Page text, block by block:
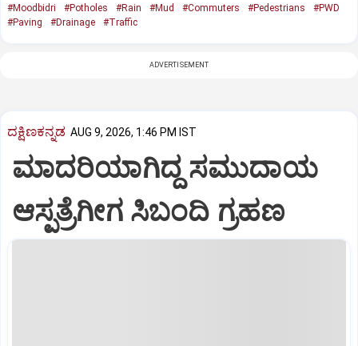
#Moodbidri #Potholes #Rain #Mud #Commuters #Pedestrians
#PWD
#Paving
#Drainage #Traffic
ADVERTISEMENT
ದಕ್ಷಿಣಕನ್ನಡ AUG 9, 2026, 1:46 PM IST
ಮಾದರಿಯಾಗಿದ್ದ ಸಮುದಾಯ
ಆಸ್ಪತ್ರೆಗೀಗ ಸಿಬಂದಿ ಗ್ರಹಣ